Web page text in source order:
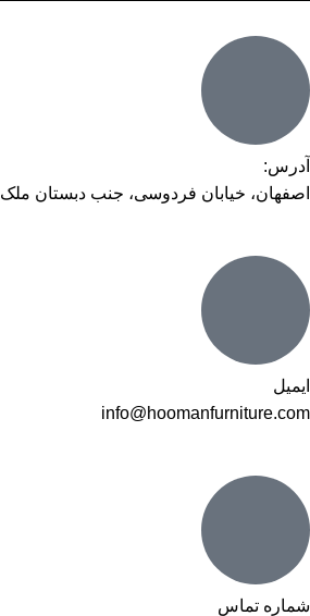
آدرس:
اصفهان، خیابان فردوسی، جنب دبستان ملک 2
ایمیل
info@hoomanfurniture.com
شماره تماس